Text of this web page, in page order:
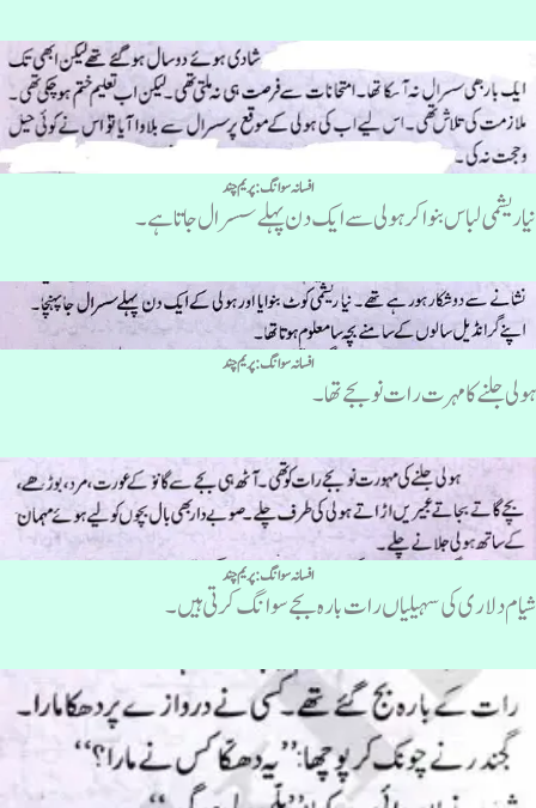
افسانہ سوانگ :پریم چند
نیا ریشمی لباس بنواکر ہولی سے ایک دن پہلے سسرال جاتا ہے ۔
افسانہ سوانگ :پریم چند
ہولی جلنے کا مہرت رات نو بجے تھا۔
افسانہ سوانگ :پریم چند
شیام دلاری کی سہیلیاں رات بارہ بجے سوانگ کرتی ہیں۔